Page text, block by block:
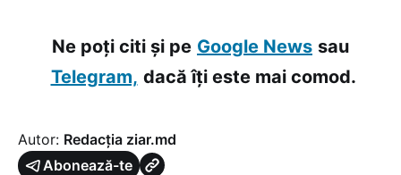
Ne poți citi și pe Google News sau
Telegram, dacă îți este mai comod.
Autor: Redacția ziar.md
Abonează-te